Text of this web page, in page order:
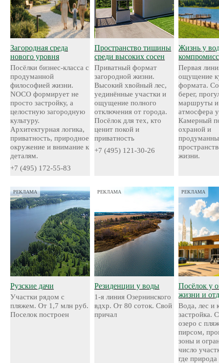
Загородная среда
нового уровня
Посёлки бизнес-класса с
продуманной
философией жизни.
NOCO формирует не
просто застройку, а
целостную загородную
культуру.
Архитектурная логика,
приватность, природное
окружение и внимание к
деталям.
+7 (495) 172-55-83
Пространство тишины
среди высоких сосен
Приватный формат
загородной жизни.
Высокий хвойный лес,
уединённые участки и
ощущение полного
отключения от города.
Посёлок для тех, кто
ценит покой и
приватность
+7 (495) 121-30-26
Жизнь у
Первая
ощущение
формата.
берег,
маршруты и
атмосфера
Камерный
охраной и
жизни.
РЕКЛАМА
Рузские дачи
Участки рядом с
пляжем. От 1,7 млн руб.
Поселок построен
РЕКЛАМА
Резиденции у воды
1-я линия Озернинского
вдхр. От 80 соток. Свой
причал
РЕКЛАМА
Посёлок у
жизни и
Вода, лес и
застройка.
озеро с
пирсом,
зоны и
число
где природа